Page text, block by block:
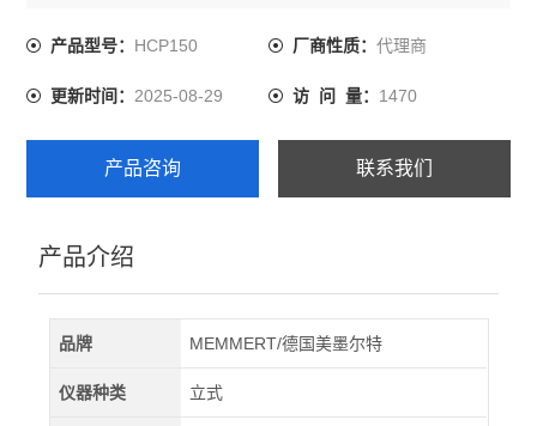
产品型号： HCP150 厂商性质： 代理商
更新时间：2025-08-29 访 问 量： 1470
产品咨询 联系我们
产品介绍
品牌 MEMMERT/德国美墨尔特
仪器种类 立式